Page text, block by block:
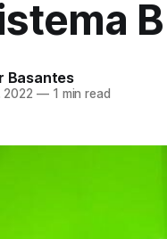
B
Basantes
2022 —1 min read